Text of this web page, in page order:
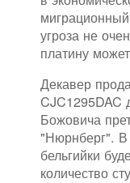
угроза не
платину
Декавер
CJC1295DAC
Божовича
"Нюрнберг". В
бельгийки
количество